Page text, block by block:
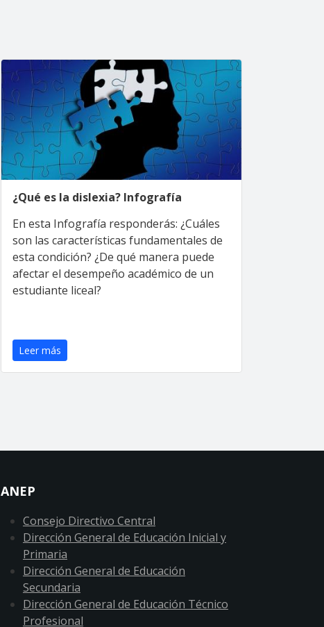
¿Qué es la dislexia? Infografía
En esta Infografía responderás: ¿Cuáles
son las características fundamentales de
esta condición? ¿De qué manera puede
afectar el desempeño académico de un
estudiante liceal?
Leer más
ANEP
Consejo Directivo Central
Dirección General de Educación Inicial y
Primaria
Dirección General de Educación
Secundaria
Dirección General de Educación Técnico
Profesional